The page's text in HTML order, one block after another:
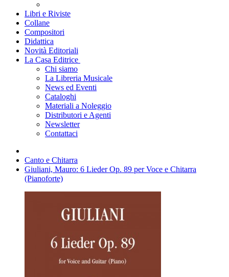
Libri e Riviste
Collane
Compositori
Didattica
Novità Editoriali
La Casa Editrice
Chi siamo
La Libreria Musicale
News ed Eventi
Cataloghi
Materiali a Noleggio
Distributori e Agenti
Newsletter
Contattaci
Canto e Chitarra
Giuliani, Mauro: 6 Lieder Op. 89 per Voce e Chitarra
(Pianoforte)